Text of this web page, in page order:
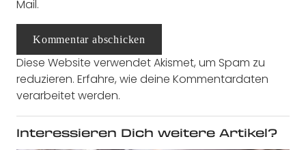
Mail.
Kommentar abschicken
Diese Website verwendet Akismet, um Spam zu
reduzieren. Erfahre, wie deine Kommentardaten
verarbeitet werden.
Interessieren Dich weitere Artikel?